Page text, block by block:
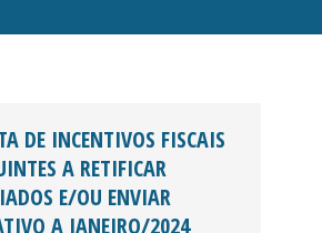
DE INCENTIVOS FISCAIS
A RETIFICAR
E/OU ENVIAR
A JANEIRO/2024